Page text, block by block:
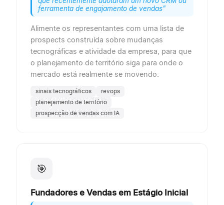
ferramenta de engajamento de vendas"
Alimente os representantes com uma lista de
prospects construída sobre mudanças
tecnográficas e atividade da empresa, para que
o planejamento de território siga para onde o
mercado está realmente se movendo.
sinais tecnográficos
revops
planejamento de território
prospecção de vendas com IA
🎯
Fundadores e Vendas em Estágio Inicial